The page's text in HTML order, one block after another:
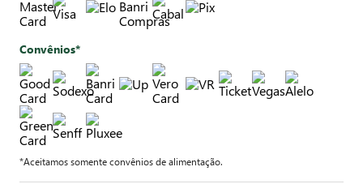
Convênios*
*Aceitamos somente convênios de alimentação.